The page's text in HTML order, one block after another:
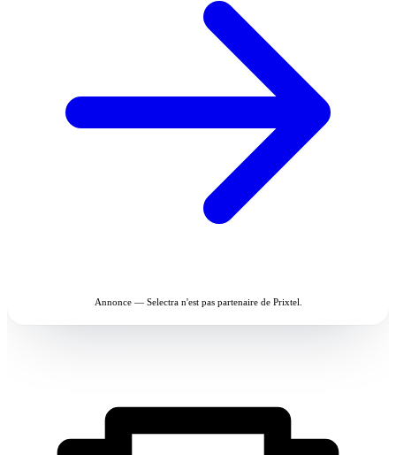
Annonce — Selectra n'est pas partenaire de Prixtel.